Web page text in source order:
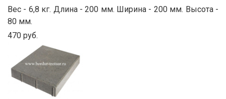
Вес - 6,8 кг. Длина - 200 мм. Ширина - 200 мм. Высота -
80 мм.
470 руб.